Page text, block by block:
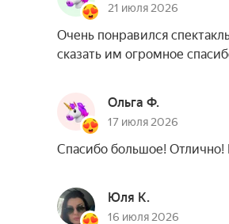
21 июля 2026
Очень понравился
сказать им огромное
Ольга Ф.
17 июля 2026
Спасибо большое! Отлично!
Юля К.
16 июля 2026